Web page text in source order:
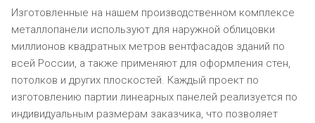
Изготовленные на нашем производственном комплексе
металлопанели используют для наружной облицовки
миллионов квадратных метров вентфасадов зданий по
всей России, а также применяют для оформления стен,
потолков и других плоскостей. Каждый проект по
изготовлению партии линеарных панелей реализуется по
индивидуальным размерам заказчика, что позволяет